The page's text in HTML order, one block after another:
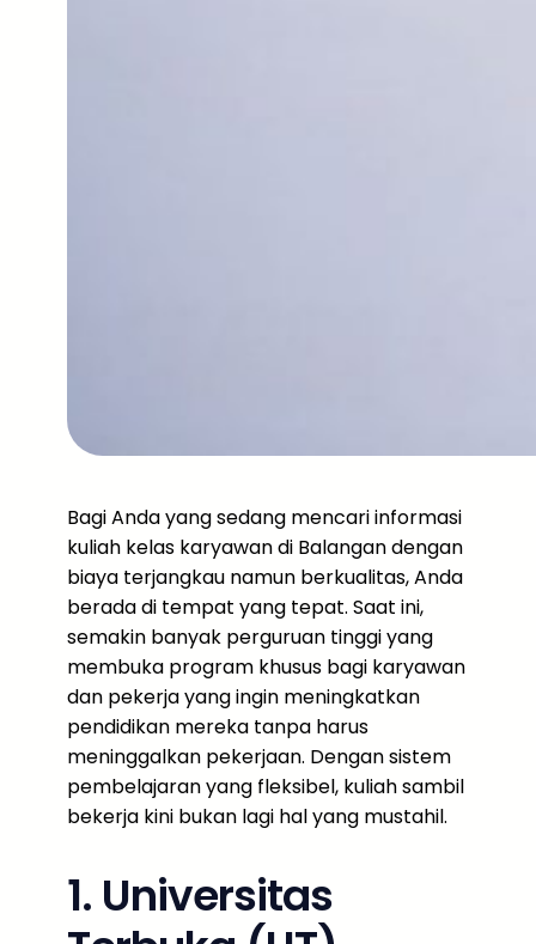
Bagi Anda yang sedang mencari informasi
kuliah kelas karyawan di Balangan dengan
biaya terjangkau namun berkualitas, Anda
berada di tempat yang tepat. Saat ini,
semakin banyak perguruan tinggi yang
membuka program khusus bagi karyawan
dan pekerja yang ingin meningkatkan
pendidikan mereka tanpa harus
meninggalkan pekerjaan. Dengan sistem
pembelajaran yang fleksibel, kuliah sambil
bekerja kini bukan lagi hal yang mustahil.
1. Universitas